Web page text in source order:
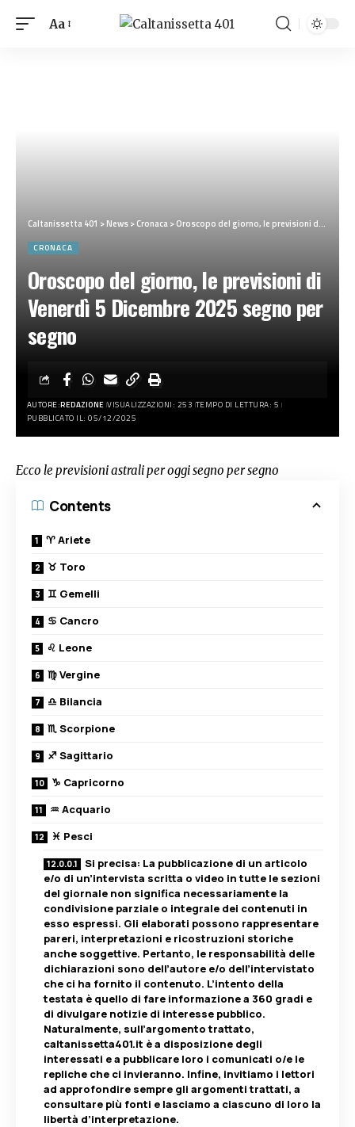
Aa
Caltanissetta 401 >News>Cronaca>Oroscopo del giorno, le previsioni di Venerdì 5 Dicembre 2025 segno per segno
CRONACA
Oroscopo del giorno, le previsioni di
Venerdì 5 Dicembre 2025 segno per
segno
AUTORE:REDAZIONE VISUALIZZAZIONI: 253 TEMPO DI LETTURA: 5
PUBBLICATO IL: 05/12/2025
Ecco le previsioni astrali per oggisegno per segno
Contents
♈ Ariete
♉ Toro
♊ Gemelli
♋ Cancro
♌ Leone
♍ Vergine
♎ Bilancia
♏ Scorpione
♐ Sagittario
♑ Capricorno
♒ Acquario
♓ Pesci
Si precisa: La pubblicazione di un articolo
e/o di un’intervista scritta o video in tutte le sezioni
del giornale non significa necessariamente la
condivisione parziale o integrale dei contenuti in
esso espressi. Gli elaborati possono rappresentare
pareri, interpretazioni e ricostruzioni storiche
anche soggettive. Pertanto, le responsabilità delle
dichiarazioni sono dell’autore e/o dell’intervistato
che ci ha fornito il contenuto. L’intento della
testata è quello di fare informazione a 360 gradi e
di divulgare notizie di interesse pubblico.
Naturalmente, sull’argomento trattato,
caltanissetta401.it è a disposizione degli
interessati e a pubblicare loro i comunicati o/e le
repliche che ci invieranno. Infine, invitiamo i lettori
ad approfondire sempre gli argomenti trattati, a
consultare più fonti e lasciamo a ciascuno di loro la
libertà d’interpretazione.